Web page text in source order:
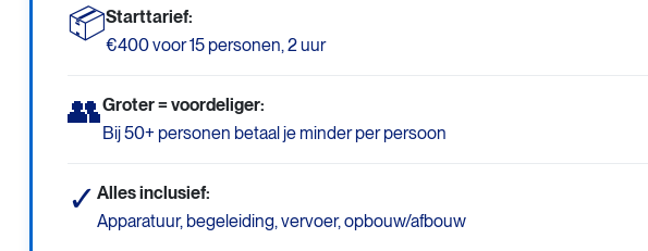
📦Starttarief:
€400 voor 15 personen, 2 uur
👥Groter = voordeliger:
Bij 50+ personen betaal je minder per persoon
✓Alles inclusief:
Apparatuur, begeleiding, vervoer, opbouw/afbouw